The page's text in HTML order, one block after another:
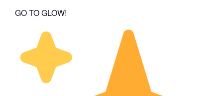
GO TO GLOW!